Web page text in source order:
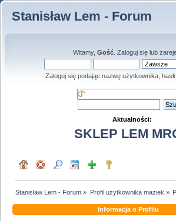
Stanisław Lem - Forum
Witamy, Gość. Zaloguj sięlub
Zaloguj się podając nazwę użytkownika,
Aktualności:
SKLEP LEM
Stanisław Lem - Forum » Profil użytkownika maziek »
Informacja o Profilu